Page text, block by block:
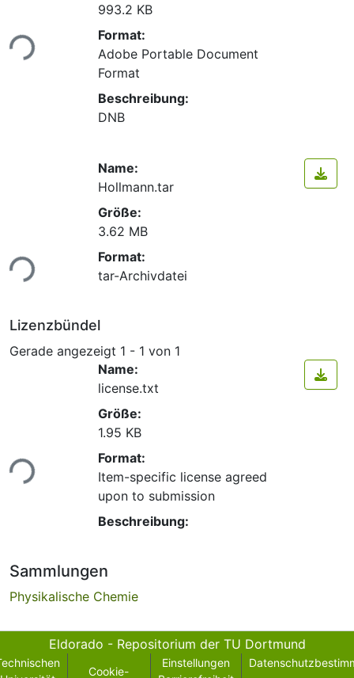
993.2 KB
Format:
Adobe Portable Document
Format
Beschreibung:
DNB
Name:
Hollmann.tar
Größe:
3.62 MB
Format:
tar-Archivdatei
Lizenzbündel
Gerade angezeigt 1 - 1 von 1
Name:
license.txt
Größe:
1.95 KB
Format:
Item-specific license agreed
upon to submission
Beschreibung:
Sammlungen
Physikalische Chemie
Eldorado - Repositorium der TU Dortmund
Cookie-
Einstellungen